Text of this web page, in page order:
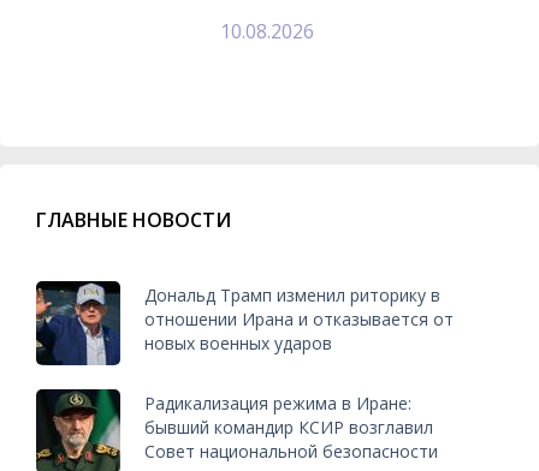
10.08.2026
ГЛАВНЫЕ НОВОСТИ
Дональд Трамп изменил риторику в
отношении Ирана и отказывается от
новых военных ударов
Радикализация режима в Иране:
бывший командир КСИР возглавил
Совет национальной безопасности